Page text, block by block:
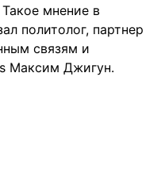
мнение в
политолог, партнер
связям и
Максим Джигун.